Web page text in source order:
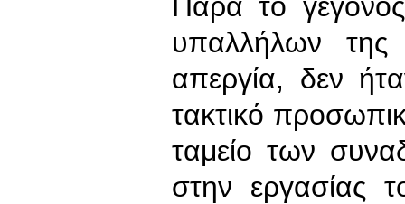
υπαλλήλων της
απεργία, δεν
τακτικό
ταμείο των
στην εργασίας